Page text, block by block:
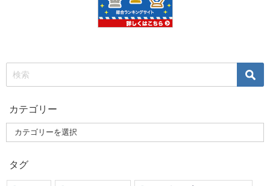
カテゴリー
タグ